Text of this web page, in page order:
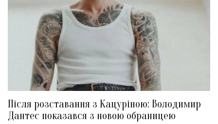
Після розставання з Кацуріною: Володимир
Дантес показався з новою обраницею